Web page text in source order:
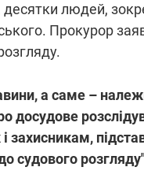
людей,
Прокурор
а саме –
досудове
і захисникам,
судового